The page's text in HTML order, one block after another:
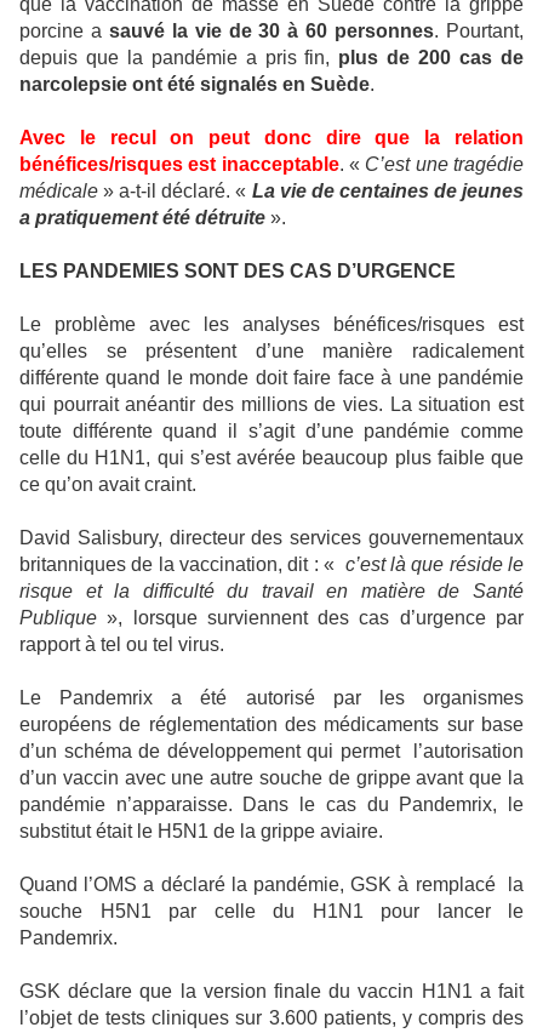
que la vaccination de masse en Suède contre la grippe
porcine a sauvé la vie de 30 à 60 personnes. Pourtant,
depuis que la pandémie a pris fin, plus de 200 cas de
narcolepsie ont été signalés en Suède.
Avec le recul on peut donc dire que la relation
bénéfices/risques est inacceptable. « C’est une tragédie
médicale» a-t-il déclaré. « La vie de centaines de jeunes
a pratiquement été détruite ».
LES PANDEMIES SONT DES CAS D’URGENCE
Le problème avec les analyses bénéfices/risques est
qu’elles se présentent d’une manière radicalement
différente quand le monde doit faire face à une pandémie
qui pourrait anéantir des millions de vies. La situation est
toute différente quand il s’agit d’une pandémie comme
celle du H1N1, qui s’est avérée beaucoup plus faible que
ce qu’on avait craint.
David Salisbury, directeur des services gouvernementaux
britanniques de la vaccination, dit : « c’est là que réside le
risque et la difficulté du travail en matière de Santé
Publique», lorsque surviennent des cas d’urgence par
rapport à tel ou tel virus.
Le Pandemrix a été autorisé par les organismes
européens de réglementation des médicaments sur base
d’un schéma de développement qui permet
l’autorisation
d’un vaccin avec une autre souche de grippe avant que la
pandémie n’apparaisse. Dans le cas du Pandemrix, le
substitut était le H5N1 de la grippe aviaire.
Quand l’OMS a déclaré la pandémie, GSK à remplacé
la
souche H5N1 par celle du H1N1 pour lancer le
Pandemrix.
GSK déclare que la version finale du vaccin H1N1 a fait
l’objet de tests cliniques sur 3.600 patients, y compris des